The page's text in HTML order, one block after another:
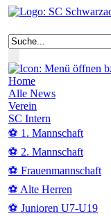
Home
Alle News
Verein
SC Intern
⚽ 1. Mannschaft
⚽ 2. Mannschaft
⚽ Frauenmannschaft
⚽ Alte Herren
⚽ Junioren U7-U19